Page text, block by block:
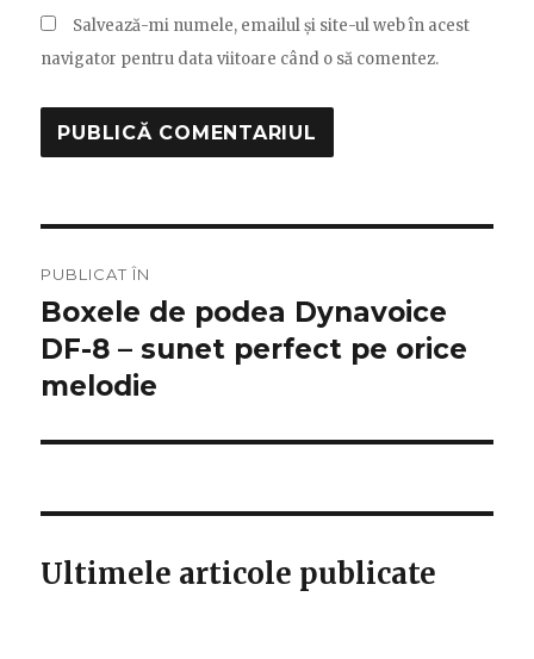
Salvează-mi numele, emailul și site-ul web în acest
navigator pentru data viitoare când o să comentez.
în
articole
PUBLICAT ÎN
Boxele de podea Dynavoice
DF-8 – sunet perfect pe orice
melodie
Ultimele articole publicate